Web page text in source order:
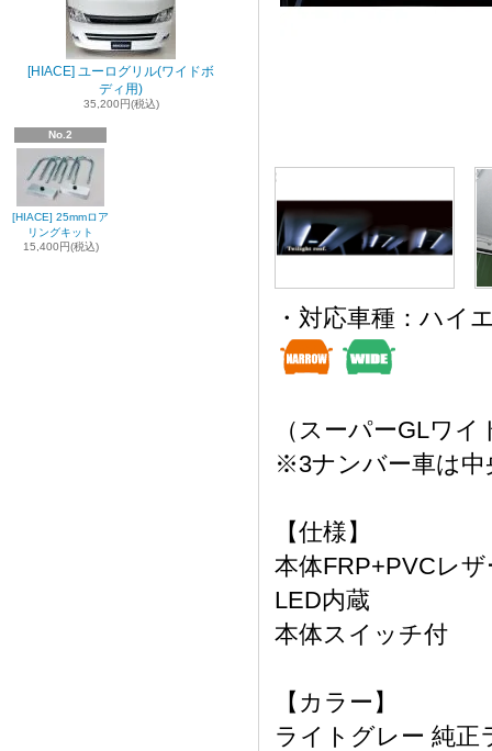
[HIACE] ユーログリル(ワイドボ
ディ用)
35,200円(税込)
No.2
[HIACE] 25mmロア
リングキット
15,400円(税込)
・対応車種：ハイ
（スーパーGLワ
※3ナンバー車は中
【仕様】
本体FRP+PVCレ
LED内蔵
本体スイッチ付
【カラー】
ライトグレー 純正